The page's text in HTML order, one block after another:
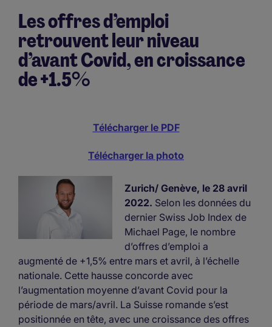
Les offres d’emploi
retrouvent leur niveau
d’avant Covid, en croissance
de +1.5%
Télécharger le PDF
Télécharger la photo
Zurich/ Genève, le 28 avril
2022. Selon les données du
dernier Swiss Job Index de
Michael Page, le nombre
d’offres d’emploi a
augmenté de +1,5% entre mars et avril, à l’échelle
nationale. Cette hausse concorde avec
l’augmentation moyenne d’avant Covid pour la
période de mars/avril. La Suisse romande s’est
positionnée en tête, avec une croissance des offres